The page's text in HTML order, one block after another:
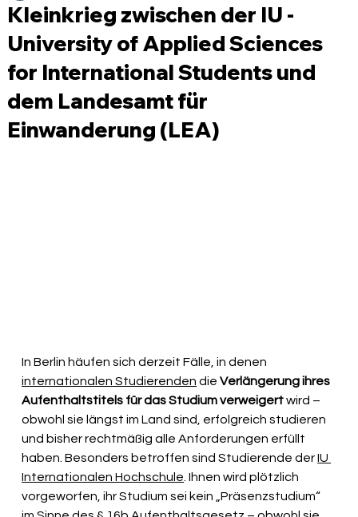
Kleinkrieg zwischen der IU -
University of Applied Sciences
for International Students und
dem Landesamt für
Einwanderung (LEA)
In Berlin häufen sich derzeit Fälle, in denen
internationalen Studierenden die Verlängerung ihres
Aufenthaltstitels für das Studium verweigert wird –
obwohl sie längst im Land sind, erfolgreich studieren
und bisher rechtmäßig alle Anforderungen erfüllt
haben. Besonders betroffen sind Studierende der IU
Internationalen Hochschule . Ihnen wird plötzlich
vorgeworfen, ihr Studium sei kein „Präsenzstudium“